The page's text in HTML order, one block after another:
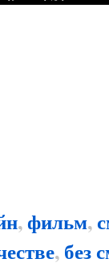
,фильм,
,без